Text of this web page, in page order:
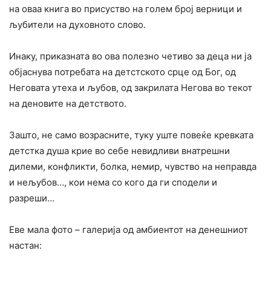
на оваа книга во присуство на голем број верници и
љубители на духовното слово.
Инаку, приказната во ова полезно четиво за деца ни ја
објаснува потребата на детстското срце од Бог, од
Неговата утеха и љубов, од закрилата Негова во текот
на деновите на детството.
Зашто, не само возрасните, туку уште повеќе кревката
детстка душа крие во себе невидливи внатрешни
дилеми, конфликти, болка, немир, чувство на неправда
и нељубов…, кои нема со кого да ги сподели и
разреши…
Еве мала фото – галерија од амбиентот на денешниот
настан: